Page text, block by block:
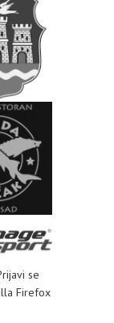
se
Firefox